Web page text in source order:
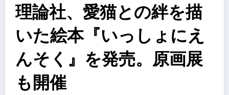
理論社、愛猫との絆を描
いた絵本『いっしょにえ
んそく』を発売。原画展
も開催